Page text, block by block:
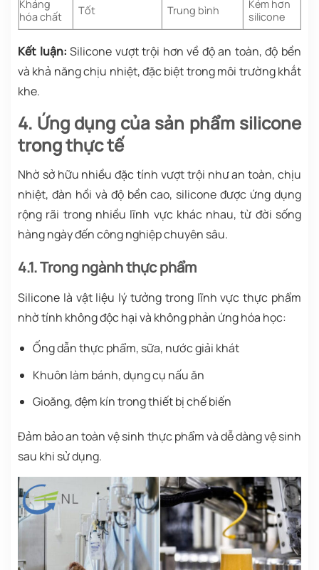
Kháng
hóa chất
Tốt Trung bình
Kém hơn
silicone
Kết luận: Silicone vượt trội hơn về độ an toàn, độ bền
và khả năng chịu nhiệt, đặc biệt trong môi trường khắt
khe.
4. Ứng dụng của sản phẩm silicone
trong thực tế
Nhờ sở hữu nhiều đặc tính vượt trội như an toàn, chịu
nhiệt, đàn hồi và độ bền cao, silicone được ứng dụng
rộng rãi trong nhiều lĩnh vực khác nhau, từ đời sống
hàng ngày đến công nghiệp chuyên sâu.
4.1. Trong ngành thực phẩm
Silicone là vật liệu lý tưởng trong lĩnh vực thực phẩm
nhờ tính không độc hại và không phản ứng hóa học:
Ống dẫn thực phẩm, sữa, nước giải khát
Khuôn làm bánh, dụng cụ nấu ăn
Gioăng, đệm kín trong thiết bị chế biến
Đảm bảo an toàn vệ sinh thực phẩm và dễ dàng vệ sinh
sau khi sử dụng.